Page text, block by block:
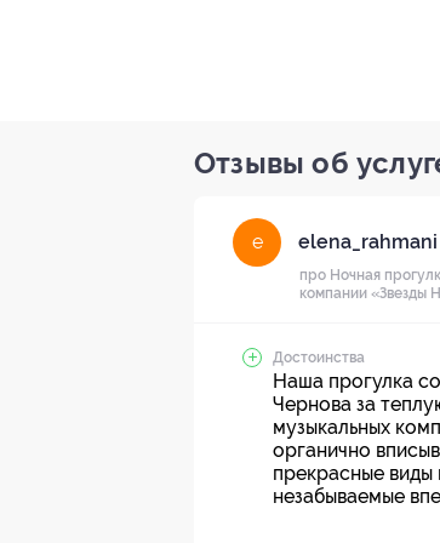
Отзывы об
e elena_rahmani
про Ночная
компании «Звезды
Достоинства
Наша прогулка
Чернова за
музыкальных
органично
прекрасные виды
незабываемые